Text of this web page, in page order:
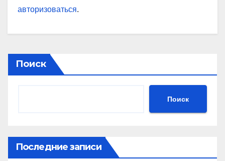
авторизоваться.
Поиск
Поиск
Последние записи